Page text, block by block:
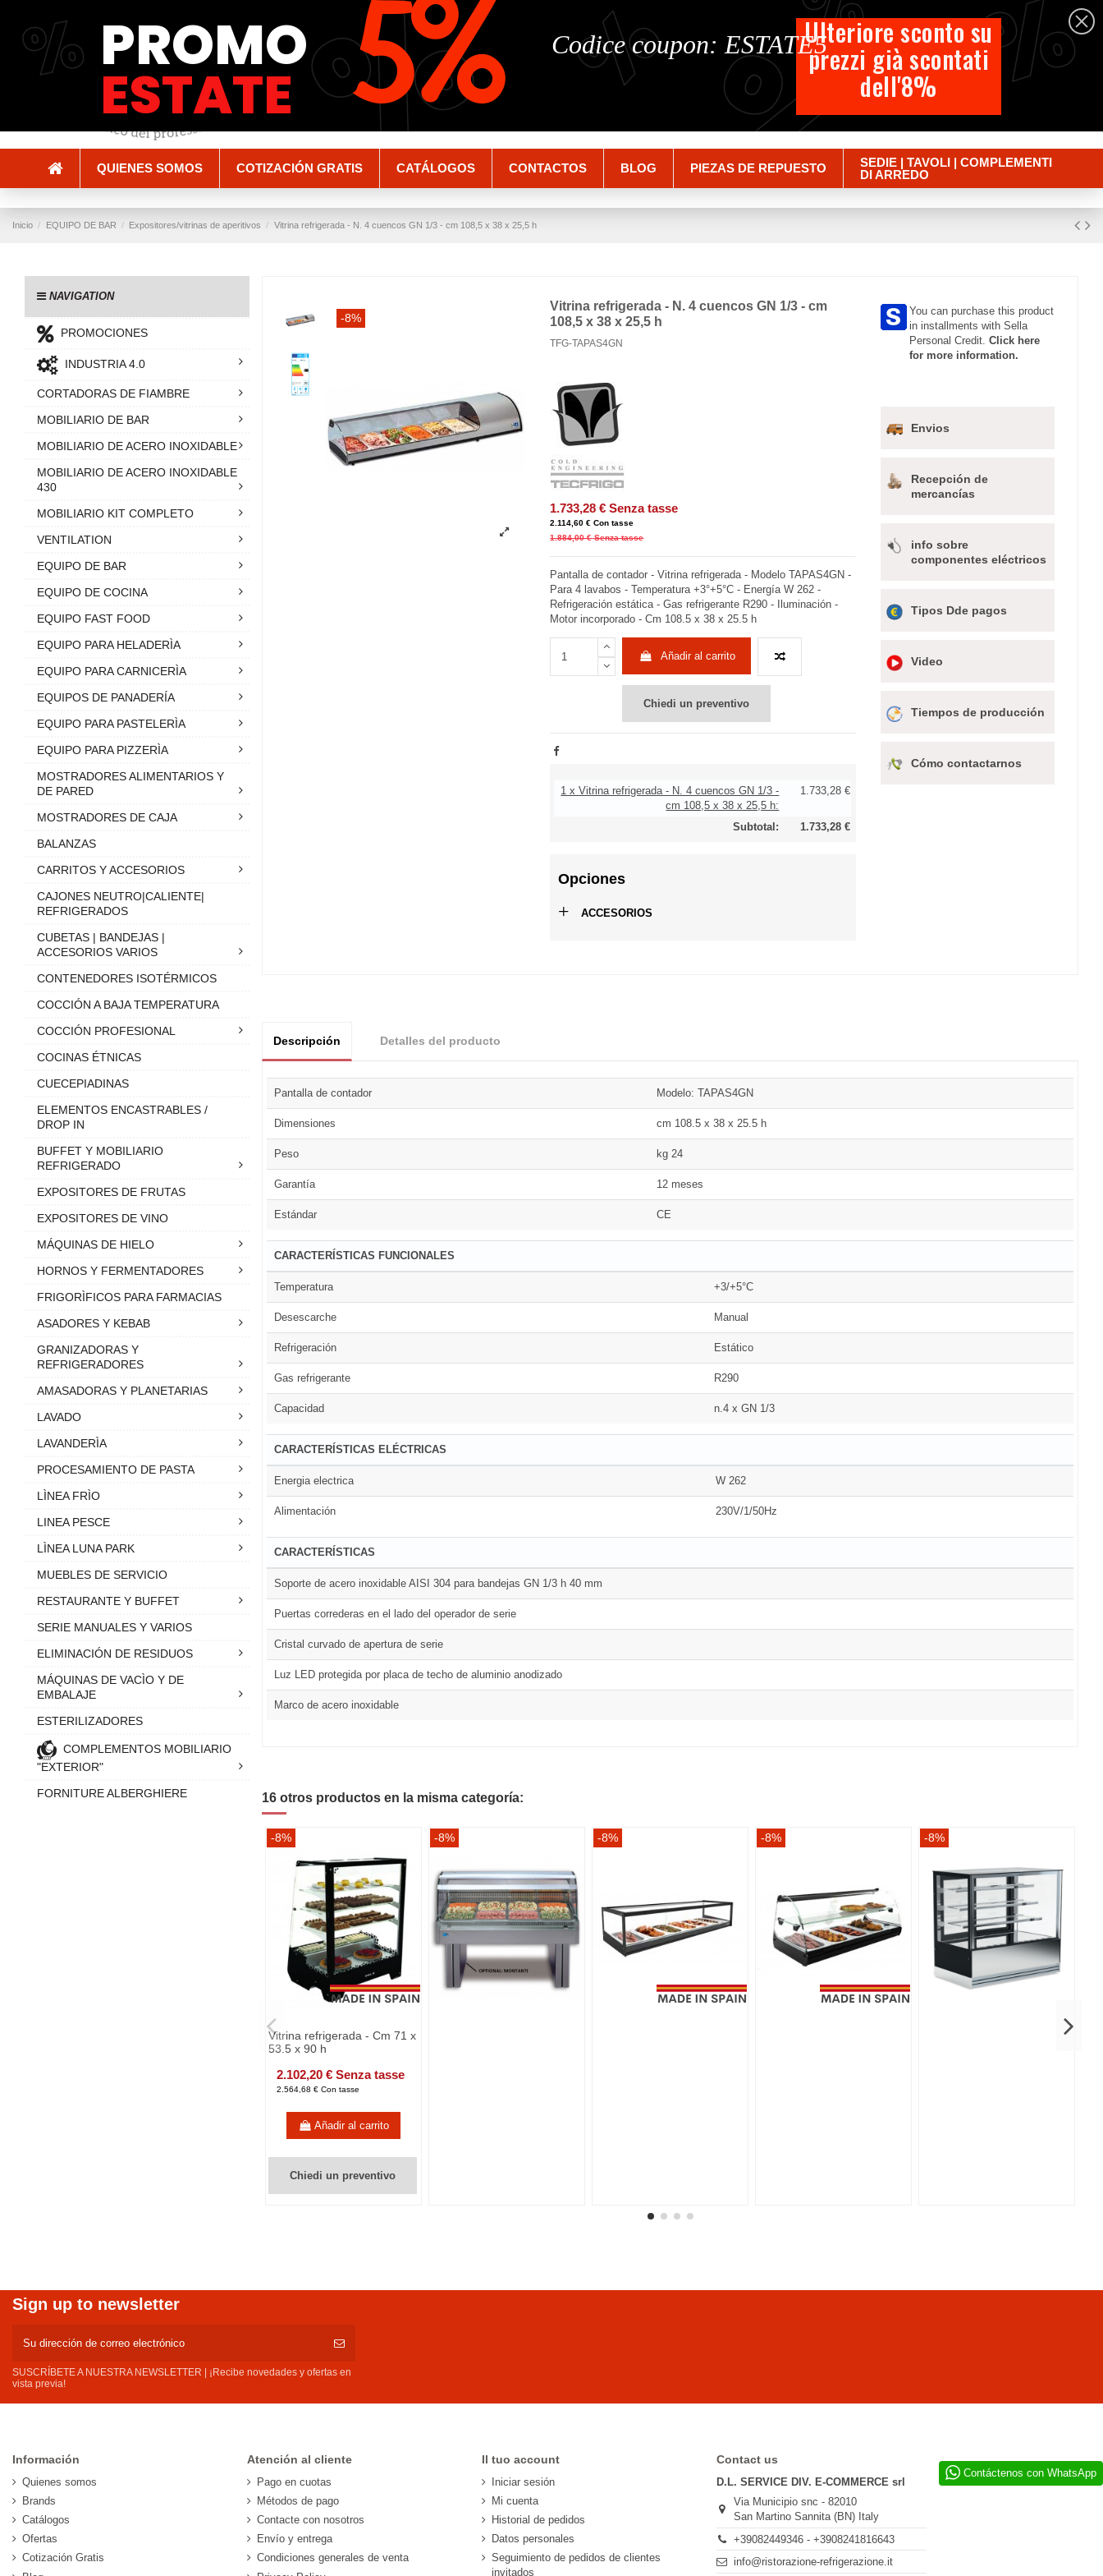
Español
Carrito
QUIENES SOMOS COTIZACIÓN GRATIS CATÁLOGOS CONTACTOS BLOG PIEZAS DE REPUESTO
SEDIE | TAVOLI | COMPLEMENTI
DI ARREDO
Inicio EQUIPO DE BAR Expositores/vitrinas de aperitivos Vitrina refrigerada - N. 4 cuencos GN 1/3 - cm 108,5 x 38 x 25,5 h
-8%
Vitrina refrigerada - N. 4 cuencos GN 1/3 - cm
108,5 x 38 x 25,5 h
TFG-TAPAS4GN
1.733,28 € Senza tasse
2.114,60 € Con tasse
1.884,00 € Senza tasse
Pantalla de contador - Vitrina refrigerada - Modelo TAPAS4GN -
Para 4 lavabos - Temperatura +3°+5°C - Energía W 262 -
Refrigeración estática - Gas refrigerante R290 - Iluminación -
Motor incorporado - Cm 108.5 x 38 x 25.5 h
Añadir al carrito
Chiedi un preventivo
1 x Vitrina refrigerada - N. 4 cuencos GN 1/3 -
cm 108,5 x 38 x 25,5 h:
1.733,28 €
Subtotal: 1.733,28 €
Opciones
+ ACCESORIOS
You can purchase this product
in installments with Sella
Personal Credit.Click here
for more information.
Envios
Recepción de
mercancías
info sobre
componentes eléctricos
Tipos Dde pagos
Video
Tiempos de producción
Cómo contactarnos
Descripción Detalles del producto
Pantalla de contador Modelo: TAPAS4GN
Dimensiones cm 108.5 x 38 x 25.5 h
Peso kg 24
Garantía 12 meses
Estándar CE
CARACTERÍSTICAS FUNCIONALES
Temperatura +3/+5°C
Desescarche Manual
Refrigeración Estático
Gas refrigerante R290
Capacidad n.4 x GN 1/3
CARACTERÍSTICAS ELÉCTRICAS
Energia electrica W 262
Alimentación 230V/1/50Hz
CARACTERÍSTICAS
Soporte de acero inoxidable AISI 304 para bandejas GN 1/3 h 40 mm
Puertas correderas en el lado del operador de serie
Cristal curvado de apertura de serie
Luz LED protegida por placa de techo de aluminio anodizado
Marco de acero inoxidable
16 otros productos en la misma categoría:
-8%
Vitrina refrigerada - Cm 71 x
53.5 x 90 h
2.102,20 € Senza tasse
2.564,68 € Con tasse
Añadir al carrito
Chiedi un preventivo
-8% -8% -8% -8%
NAVIGATION
PROMOCIONES
INDUSTRIA 4.0
CORTADORAS DE FIAMBRE
MOBILIARIO DE BAR
MOBILIARIO DE ACERO INOXIDABLE
MOBILIARIO DE ACERO INOXIDABLE
430
MOBILIARIO KIT COMPLETO
VENTILATION
EQUIPO DE BAR
EQUIPO DE COCINA
EQUIPO FAST FOOD
EQUIPO PARA HELADERÌA
EQUIPO PARA CARNICERÌA
EQUIPOS DE PANADERÍA
EQUIPO PARA PASTELERÌA
EQUIPO PARA PIZZERÌA
MOSTRADORES ALIMENTARIOS Y
DE PARED
MOSTRADORES DE CAJA
BALANZAS
CARRITOS Y ACCESORIOS
CAJONES NEUTRO|CALIENTE|
REFRIGERADOS
CUBETAS | BANDEJAS |
ACCESORIOS VARIOS
CONTENEDORES ISOTÉRMICOS
COCCIÓN A BAJA TEMPERATURA
COCCIÓN PROFESIONAL
COCINAS ÉTNICAS
CUECEPIADINAS
ELEMENTOS ENCASTRABLES /
DROP IN
BUFFET Y MOBILIARIO
REFRIGERADO
EXPOSITORES DE FRUTAS
EXPOSITORES DE VINO
MÁQUINAS DE HIELO
HORNOS Y FERMENTADORES
FRIGORÌFICOS PARA FARMACIAS
ASADORES Y KEBAB
GRANIZADORAS Y
REFRIGERADORES
AMASADORAS Y PLANETARIAS
LAVADO
LAVANDERÌA
PROCESAMIENTO DE PASTA
LÌNEA FRÌO
LINEA PESCE
LÌNEA LUNA PARK
MUEBLES DE SERVICIO
RESTAURANTE Y BUFFET
SERIE MANUALES Y VARIOS
ELIMINACIÓN DE RESIDUOS
MÁQUINAS DE VACÌO Y DE
EMBALAJE
ESTERILIZADORES
COMPLEMENTOS MOBILIARIO
"EXTERIOR"
FORNITURE ALBERGHIERE
Sign up to newsletter
SUSCRÍBETE A NUESTRA NEWSLETTER | ¡Recibe novedades y ofertas en
vista previa!
Información
Quienes somos
Brands
Catálogos
Ofertas
Cotización Gratis
Atención al cliente
Pago en cuotas
Métodos de pago
Contacte con nosotros
Envío y entrega
Condiciones generales de venta
Il tuo account
Iniciar sesión
Mi cuenta
Historial de pedidos
Datos personales
Seguimiento de pedidos de clientes
invitados
Contact us
D.L. SERVICE DIV. E-COMMERCE srl
Via Municipio snc - 82010
San Martino Sannita (BN) Italy
+39082449346 - +3908241816643
info@ristorazione-refrigerazione.it
Contáctenos con WhatsApp
%
% %
%
% Ulteriore sconto su
prezzi già scontati
dell'8%
Codice coupon: ESTATE5
PROMO
ESTATE 5%